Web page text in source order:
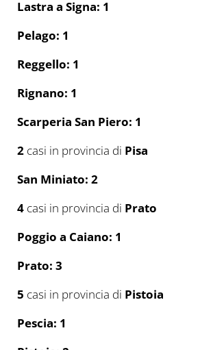
Lastra a Signa: 1
Pelago: 1
Reggello: 1
Rignano: 1
Scarperia San Piero: 1
2 casi in provincia di Pisa
San Miniato: 2
4 casi in provincia di Prato
Poggio a Caiano: 1
Prato: 3
5 casi in provincia di Pistoia
Pescia: 1